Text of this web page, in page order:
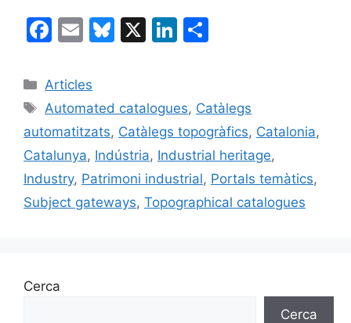
F
c
e
b
o
o
k
E
ai
l
Bl
s
k
y
X
Li
e
dI
n
p
ar
te
ix
Categories
Articles
Etiquetes
Automated catalogues, Catàlegs
automatitzats, Catàlegs topogràfics, Catalonia,
Catalunya, Indústria, Industrial heritage,
Industry, Patrimoni industrial, Portals temàtics,
Subject gateways, Topographical catalogues
Cerca
Cerca